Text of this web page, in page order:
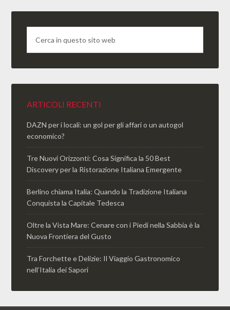
ARTICOLI RECENTI
DAZN per i locali: un gol per gli affari o un autogol
economico?
Tre Nuovi Orizzonti: Cosa Significa la 50 Best
Discovery per la Ristorazione Italiana Emergente
Berlino chiama Italia: Quando la Tradizione Italiana
Conquista la Capitale Tedesca
Oltre la Vista Mare: Cenare con i Piedi nella Sabbia è la
Nuova Frontiera del Gusto
Tra Forchette e Delizie: Il Viaggio Gastronomico
nell’Italia dei Sapori